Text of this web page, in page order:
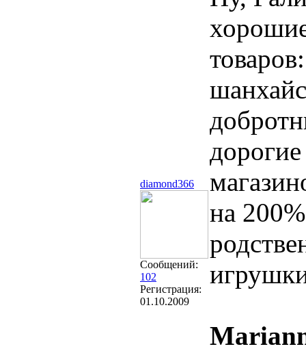
diamond366
Сообщений:
102
Регистрация:
01.10.2009
на